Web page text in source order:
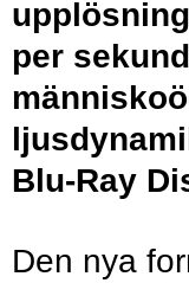
per
Blu-Ray
Den nya